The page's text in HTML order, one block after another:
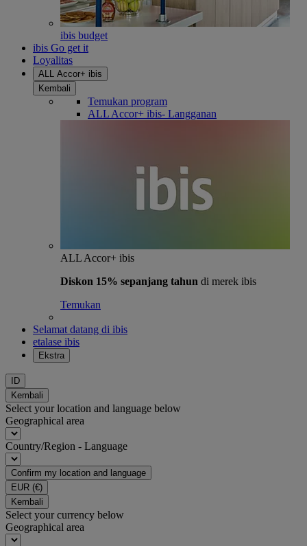
ibis budget
ibis Go get it
Loyalitas
ALL Accor+ ibis
Kembali
Temukan program
ALL Accor+ ibis- Langganan
ALL Accor+ ibis
Diskon 15% sepanjang tahun di merek ibis
Temukan
Selamat datang di ibis
etalase ibis
Ekstra
ID
Kembali
Select your location and language below
Geographical area
Country/Region - Language
Confirm my location and language
EUR (€)
Kembali
Select your currency below
Geographical area